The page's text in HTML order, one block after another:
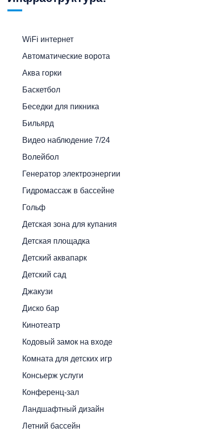
WiFi интернет
Автоматические ворота
Аква горки
Баскетбол
Беседки для пикника
Бильярд
Видео наблюдение 7/24
Волейбол
Генератор электроэнергии
Гидромассаж в бассейне
Гольф
Детская зона для купания
Детская площадка
Детский аквапарк
Детский сад
Джакузи
Диско бар
Кинотеатр
Кодовый замок на входе
Комната для детских игр
Консьерж услуги
Конференц-зал
Ландшафтный дизайн
Летний бассейн